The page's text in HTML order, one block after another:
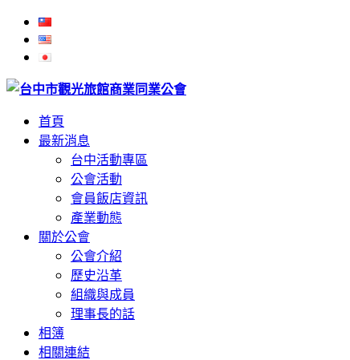
首頁
最新消息
台中活動專區
公會活動
會員飯店資訊
產業動態
關於公會
公會介紹
歷史沿革
組織與成員
理事長的話
相簿
相關連結